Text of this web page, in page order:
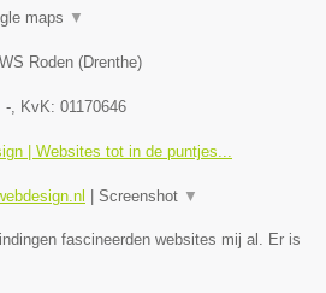
maps ▼
Roden (Drenthe)
-, KvK: 01170646
| Websites tot in de puntjes...
Screenshot ▼
fascineerden websites mij al. Er is